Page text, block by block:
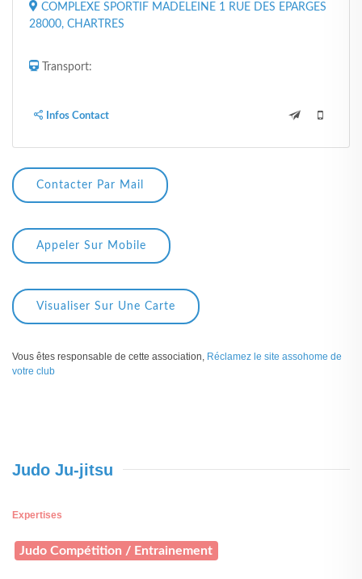
COMPLEXE SPORTIF MADELEINE 1 RUE DES EPARGES
28000, CHARTRES
Transport:
Infos Contact
Contacter Par Mail
Appeler Sur Mobile
Visualiser Sur Une Carte
Vous êtes responsable de cette association, Réclamez le site assohome de
votre club
Judo Ju-jitsu
Expertises
Judo Compétition / Entrainement